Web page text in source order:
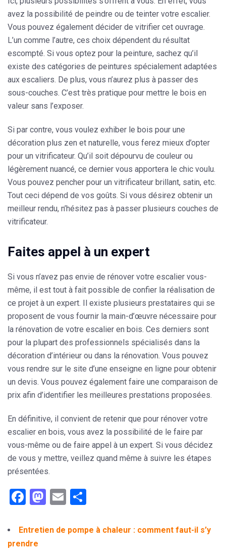
avez la possibilité de peindre ou de teinter votre escalier.
Vous pouvez également décider de vitrifier cet ouvrage.
L’un comme l’autre, ces choix dépendent du résultat
escompté. Si vous optez pour la peinture, sachez qu’il
existe des catégories de peintures spécialement adaptées
aux escaliers. De plus, vous n’aurez plus à passer des
sous-couches. C’est très pratique pour mettre le bois en
valeur sans l’exposer.
Si par contre, vous voulez exhiber le bois pour une
décoration plus zen et naturelle, vous ferez mieux d’opter
pour un vitrificateur. Qu’il soit dépourvu de couleur ou
légèrement nuancé, ce dernier vous apportera le chic voulu.
Vous pouvez pencher pour un vitrificateur brillant, satin, etc.
Tout ceci dépend de vos goûts. Si vous désirez obtenir un
meilleur rendu, n’hésitez pas à passer plusieurs couches de
vitrificateur.
Faites appel à un expert
Si vous n’avez pas envie de rénover votre escalier vous-
même, il est tout à fait possible de confier la réalisation de
ce projet à un expert. Il existe plusieurs prestataires qui se
proposent de vous fournir la main-d’œuvre nécessaire pour
la rénovation de votre escalier en bois. Ces derniers sont
pour la plupart des professionnels spécialisés dans la
décoration d’intérieur ou dans la rénovation. Vous pouvez
vous rendre sur le site d’une enseigne en ligne pour obtenir
un devis. Vous pouvez également faire une comparaison de
prix afin d’identifier les meilleures prestations proposées.
En définitive, il convient de retenir que pour rénover votre
escalier en bois, vous avez la possibilité de le faire par
vous-même ou de faire appel à un expert. Si vous décidez
de vous y mettre, veillez quand même à suivre les étapes
présentées.
Facebook
Mastodon
Email
Entretien de pompe à chaleur : comment faut-il s’y
prendre